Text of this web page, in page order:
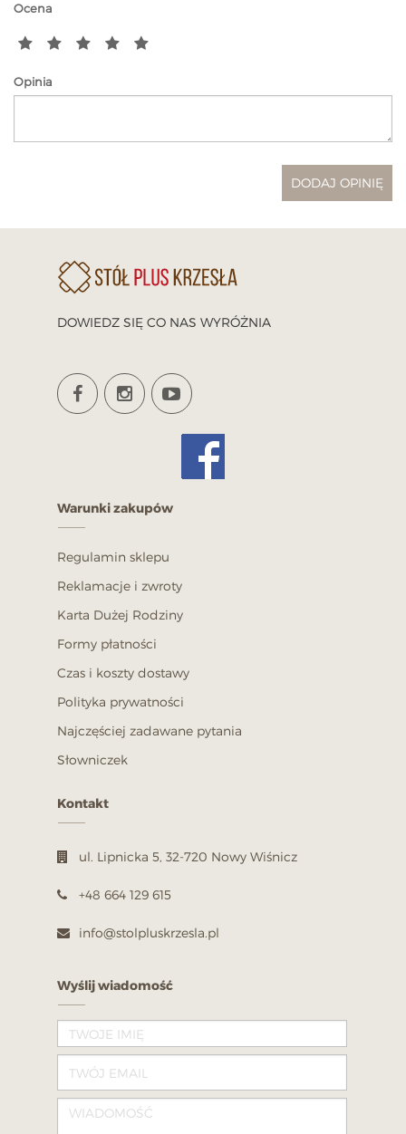
Ocena
Opinia
DOWIEDZ SIĘ CO NAS WYRÓŻNIA
Warunki zakupów
Regulamin sklepu
Reklamacje i zwroty
Karta Dużej Rodziny
Formy płatności
Czas i koszty dostawy
Polityka prywatności
Najczęściej zadawane pytania
Słowniczek
Kontakt
ul. Lipnicka 5, 32-720 Nowy Wiśnicz
+48 664 129 615
info@stolpluskrzesla.pl
Wyślij wiadomość